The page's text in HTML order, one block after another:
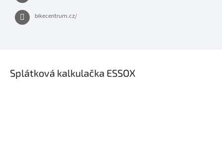
bikecentrum.cz/
Splátková kalkulačka ESSOX